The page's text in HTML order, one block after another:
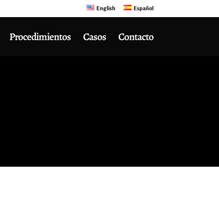
English Español
Procedimientos Casos Contacto